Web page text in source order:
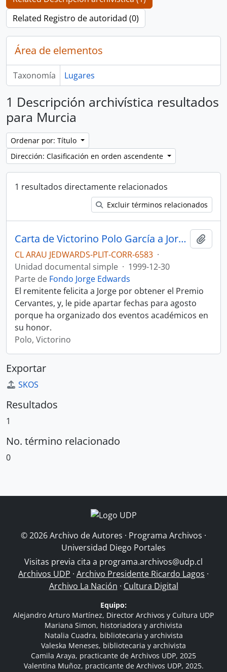
Related Registro de autoridad (0)
Área de elementos
Taxonomía Lugares
1 Descripción archivística resultados
para Murcia
Ordenar por: Título
Dirección: Clasificación en orden ascendente
1 resultados directamente relacionados
Excluir términos relacionados
Carta de Victorino Polo García a Jorge Edwards felicitándolo por obtener el Premio Cervantes
CL ARAU JEDWARDS-PLIT-CORR-6583 ·
Unidad documental simple · 1999-12-30
Parte de Fondo Jorge Edwards
El remitente felicita a Jorge por obtener el Premio
Cervantes, y, le pide apartar fechas para agosto
porque ha organizado dos eventos académicos en
su honor.
Polo, Victorino
Exportar
SKOS
Resultados
1
No. término relacionado
0
© 2026 Archivo de Autores · Programa Archivos ·
Universidad Diego Portales
Visitas previa cita a programa.archivos@udp.cl
Archivos UDP · Archivo Presidente Ricardo Lagos ·
Archivo La Nación · Cultura Digital
Equipo:
Alejandro Arturo Martínez, Director Archivos y Cultura UDP
Mariana Simon, historiadora y archivista
Natalia Cuadra, bibliotecaria y archivista
Valeska Meneses, bibliotecaria y archivista
Camila Araya, practicante de Archivos UDP, 2025
Valentina Muñoz, practicante de Archivos UDP, 2025.